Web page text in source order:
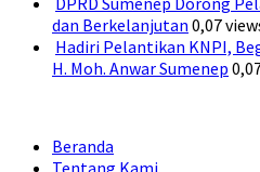
dan Berkelanjutan 0,07
Hadiri Pelantikan KNPI,
H. Moh. Anwar Sumenep
Beranda